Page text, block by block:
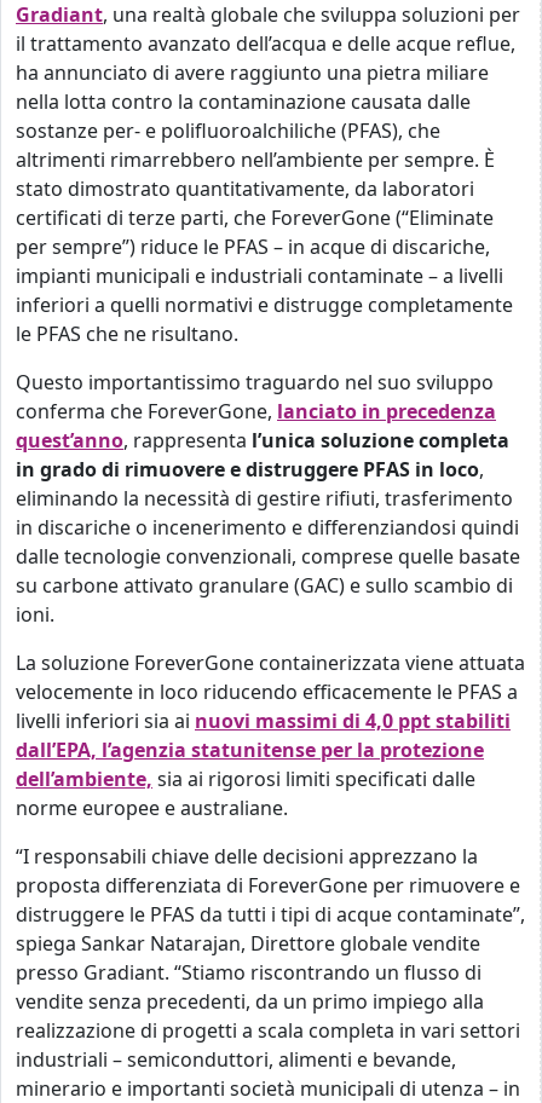
Gradiant, una realtà globale che sviluppa soluzioni per
il trattamento avanzato dell’acqua e delle acque reflue,
ha annunciato di avere raggiunto una pietra miliare
nella lotta contro la contaminazione causata dalle
sostanze per- e polifluoroalchiliche (PFAS), che
altrimenti rimarrebbero nell’ambiente per sempre. È
stato dimostrato quantitativamente, da laboratori
certificati di terze parti, che ForeverGone (“Eliminate
per sempre”) riduce le PFAS – in acque di discariche,
impianti municipali e industriali contaminate – a livelli
inferiori a quelli normativi e distrugge completamente
le PFAS che ne risultano.
Questo importantissimo traguardo nel suo sviluppo
conferma che ForeverGone, lanciato in precedenza
quest’anno, rappresenta l’unica soluzione completa
in grado di rimuovere e distruggere PFAS in loco,
eliminando la necessità di gestire rifiuti, trasferimento
in discariche o incenerimento e differenziandosi quindi
dalle tecnologie convenzionali, comprese quelle basate
su carbone attivato granulare (GAC) e sullo scambio di
ioni.
La soluzione ForeverGone containerizzata viene attuata
velocemente in loco riducendo efficacemente le PFAS a
livelli inferiori sia ai nuovi massimi di 4,0 ppt stabiliti
dall’EPA, l’agenzia statunitense per la protezione
dell’ambiente, sia ai rigorosi limiti specificati dalle
norme europee e australiane.
“I responsabili chiave delle decisioni apprezzano la
proposta differenziata di ForeverGone per rimuovere e
distruggere le PFAS da tutti i tipi di acque contaminate”,
spiega Sankar Natarajan, Direttore globale vendite
presso Gradiant. “Stiamo riscontrando un flusso di
vendite senza precedenti, da un primo impiego alla
realizzazione di progetti a scala completa in vari settori
industriali – semiconduttori, alimenti e bevande,
minerario e importanti società municipali di utenza – in